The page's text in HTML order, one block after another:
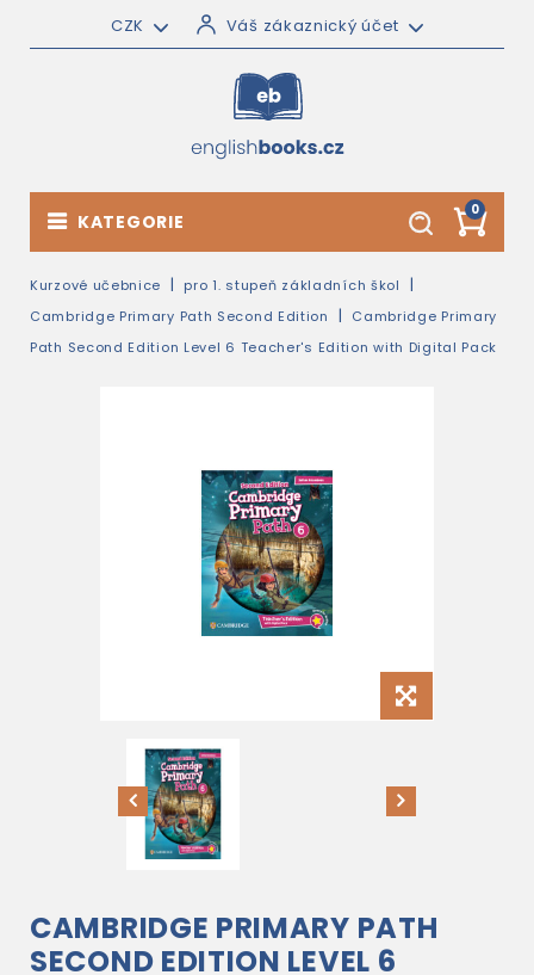
CZK Váš zákaznický účet
0
KATEGORIE
Kurzové učebnice
pro 1. stupeň základních škol
Cambridge Primary Path Second Edition
Cambridge Primary
Path Second Edition Level 6 Teacher's Edition with Digital Pack
CAMBRIDGE PRIMARY PATH
SECOND EDITION LEVEL 6